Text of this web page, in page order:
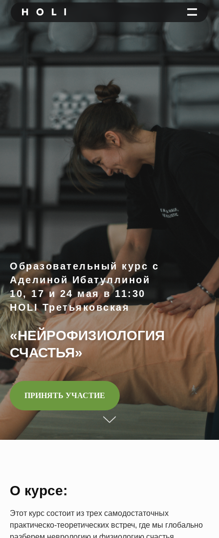
Образовательный курс с
Аделиной Ибатуллиной
10, 17 и 24 мая в 11:30
HOLI Третьяковская
«НЕЙРОФИЗИОЛОГИЯ
СЧАСТЬЯ»
ПРИНЯТЬ УЧАСТИЕ
О курсе:
Этот курс состоит из трех самодостаточных
практическо-теоретических встреч, где мы глобально